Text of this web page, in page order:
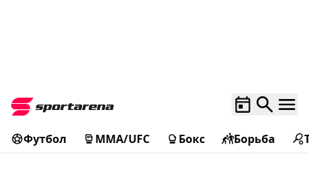
Футбол MMA/UFC Бокс Борьба